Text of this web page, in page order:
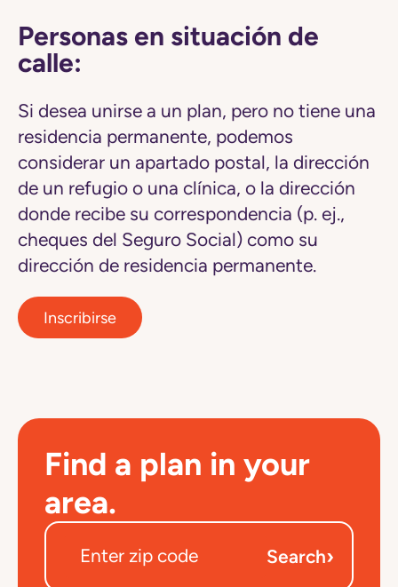
Personas en situación de
calle:
Si desea unirse a un plan, pero no tiene una
residencia permanente, podemos
considerar un apartado postal, la dirección
de un refugio o una clínica, o la dirección
donde recibe su correspondencia (p. ej.,
cheques del Seguro Social) como su
dirección de residencia permanente.
Inscribirse
Find a plan in your
area.
Search›